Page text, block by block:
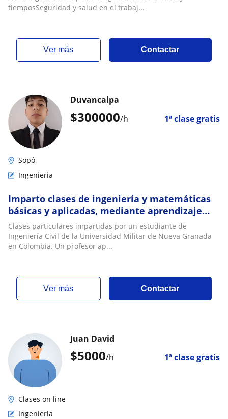
tiemposSeguridad y salud en el trabaj...
ver más Contactar
$300000/h 1ª clase gratis
Duvancalpa
Sopó
Ingenieria
Imparto clases de ingeniería y matemáticas
básicas y aplicadas, mediante aprendizaje
didáctico
Clases particulares impartidas por un estudiante de
Ingeniería Civil de la Universidad Militar de Nueva Granada
en Colombia. Un profesor ap...
ver más Contactar
$5000/h 1ª clase gratis
Juan David
Clases on line
Ingenieria